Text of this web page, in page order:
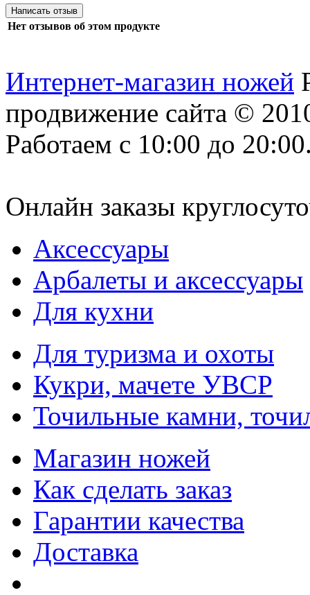
Нет отзывов об этом продукте
Интернет-магазин ножей
продвижение сайта ©
Работаем с 10:00 до
Онлайн заказы
Аксессуары
Арбалеты и аксессуары
Для кухни
Для туризма и охоты
Кукри, мачете УВСР
Точильные камни,
Магазин ножей
Как сделать заказ
Гарантии качества
Доставка